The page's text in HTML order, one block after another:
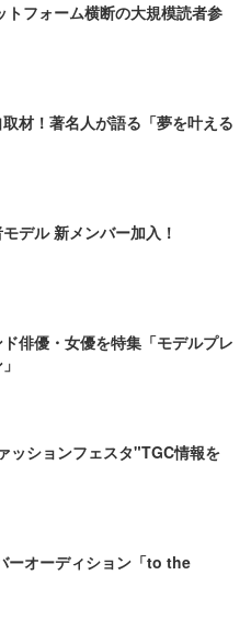
トフォーム横断の大規模読者参
材！著名人が語る「夢を叶える
デル 新メンバー加入！
俳優・女優を特集「モデルプレ
ッションフェスタ"TGC情報を
ーオーディション「to the